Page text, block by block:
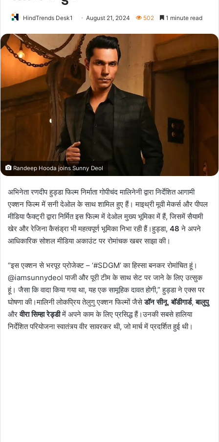
HindTrends Desk1 August 21, 2024 502 1 minute read
Randeep Hooda joins Sunny Deol
अभिनेता रणदीप हुड्डा फिल्म निर्माता गोपीचंद मालिनेनी द्वारा निर्देशित आगामी
एक्शन फिल्म में सनी देओल के साथ शामिल हुए हैं। माइथ्री मूवी मेकर्स और पीपल
मीडिया फैक्ट्री द्वारा निर्मित इस फिल्म में देओल मुख्य भूमिका में हैं, जिसमें सैयामी
खेर और रेजिना कैसंड्रा भी महत्वपूर्ण भूमिका निभा रही हैं।हुड्डा, 48 ने अपने
आधिकारिक सोशल मीडिया अकाउंट पर रोमांचक खबर साझा की।
“इस एक्शन से भरपूर प्रोजेक्ट – ‘#SDGM’ का हिस्सा बनकर रोमांचित हूं।
@iamsunnydeol पाजी और पूरी टीम के साथ सेट पर जाने के लिए उत्सुक
हूं। जैसा कि वादा किया गया था, यह एक सामूहिक दावत होगी,” हुड्डा ने एक्स पर
घोषणा की।मालिनी लोकप्रिय तेलुगु एक्शन फिल्मों जैसेडॉन सीनू,बॉडीगार्ड,बालुपु
औरवीरा सिम्हा रेड्डीमें अपने काम के लिए प्रसिद्ध हैं।उनकी सबसे हालिया
निर्देशित परियोजना स्वातंत्र्य वीर सावरकर थी, जो मार्च में प्रदर्शित हुई थी।